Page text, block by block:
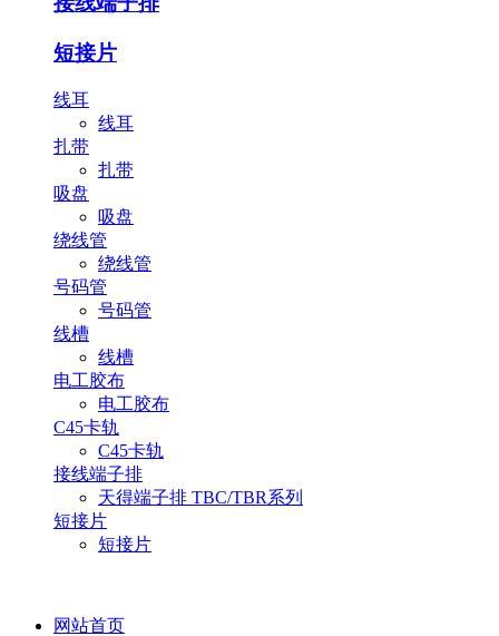
短接片
线耳
线耳
扎带
扎带
吸盘
吸盘
绕线管
绕线管
号码管
号码管
线槽
线槽
电工胶布
电工胶布
C45卡轨
C45卡轨
接线端子排
天得端子排 TBC/TBR系列
短接片
短接片
网站首页